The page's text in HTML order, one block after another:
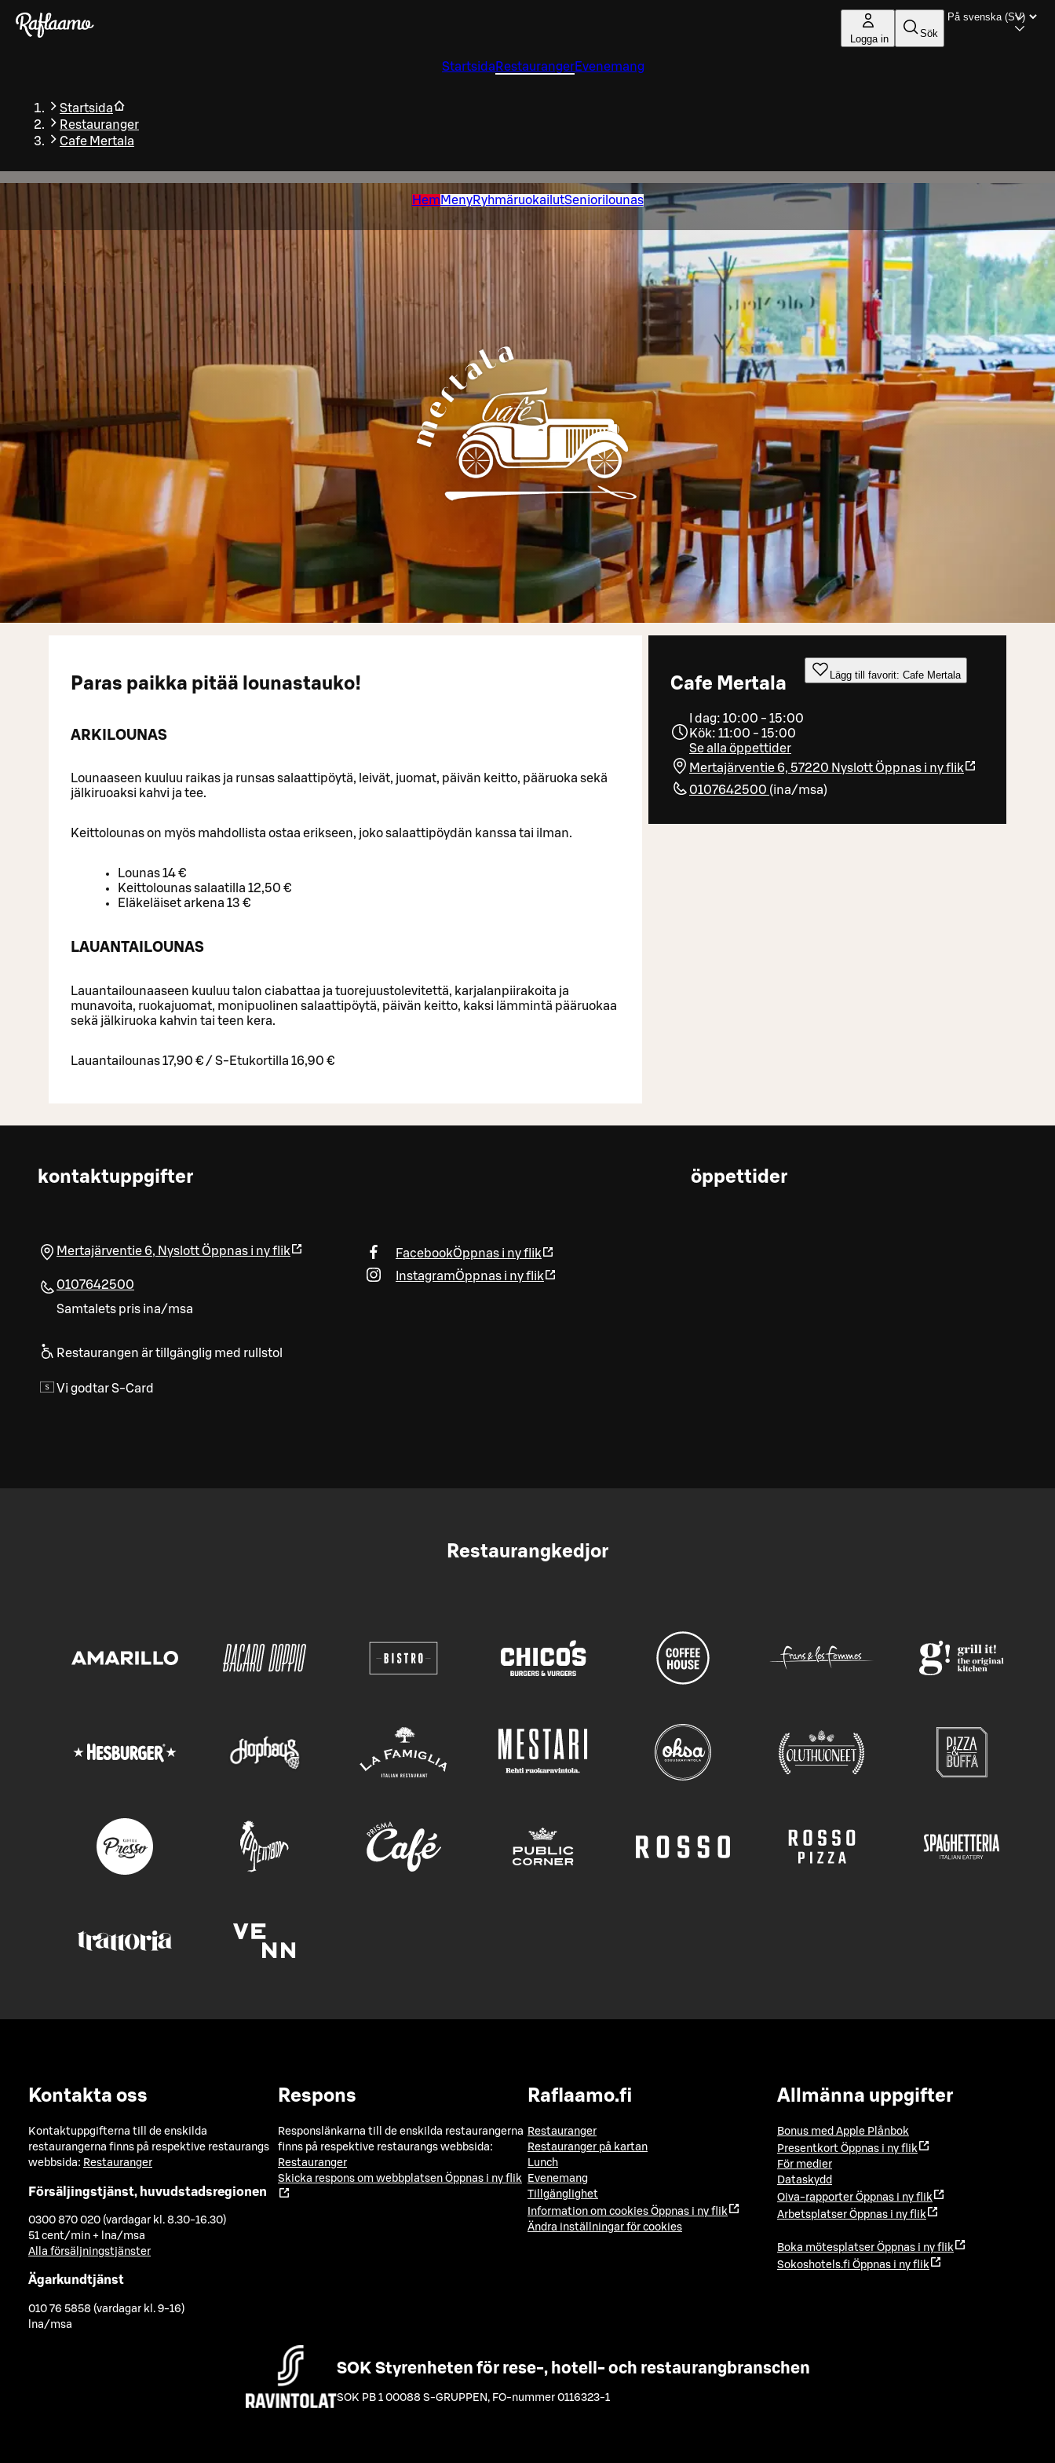
Gå till huvudinnehållet
Logga in Sök
Startsida RestaurangerEvenemang
Startsida
Restauranger
Cafe Mertala
Hem MenyRyhmäruokailutSeniorilounas
Cafe Mertala Lägg till favorit: Cafe Mertala
I dag: 10:00 - 15:00
Kök: 11:00 - 15:00
Se alla öppettider
Mertajärventie 6, 57220 NyslottÖppnas i ny flik
0107642500 (ina/msa)
Paras paikka pitää lounastauko!
ARKILOUNAS
Lounaaseen kuuluu raikas ja runsas salaattipöytä, leivät, juomat, päivän keitto, pääruoka sekä
jälkiruoaksi kahvi ja tee.
Keittolounas on myös mahdollista ostaa erikseen, joko salaattipöydän kanssa tai ilman.
Lounas 14 €
Keittolounas salaatilla 12,50 €
Eläkeläiset arkena 13 €
LAUANTAILOUNAS
Lauantailounaaseen kuuluu talon ciabattaa ja tuorejuustolevitettä, karjalanpiirakoita ja
munavoita, ruokajuomat, monipuolinen salaattipöytä, päivän keitto, kaksi lämmintä pääruokaa
sekä jälkiruoka kahvin tai teen kera.
Lauantailounas 17,90 € / S-Etukortilla 16,90 €
kontaktuppgifter
Mertajärventie 6, NyslottÖppnas i ny flik
0107642500
Samtalets pris ina/msa
Restaurangen är tillgänglig med rullstol
Vi godtar S-Card
FacebookÖppnas i ny flik
InstagramÖppnas i ny flik
öppettider
Restaurangkedjor
Kontakta oss
Kontaktuppgifterna till de enskilda
restaurangerna finns på respektive restaurangs
webbsida: Restauranger
Försäljingstjänst, huvudstadsregionen
0300 870 020 (vardagar kl. 8.30-16.30)
51 cent/min + lna/msa
Alla försäljningstjänster
Ägarkundtjänst
010 76 5858 (vardagar kl. 9-16)
lna/msa
Respons
Responslänkarna till de enskilda restaurangerna
finns på respektive restaurangs webbsida:
Restauranger
Skicka respons om webbplatsen Öppnas i ny flik
Raflaamo.fi
Restauranger
Restauranger på kartan
Lunch
Evenemang
Tillgänglighet
Information om cookies Öppnas i ny flik
Ändra inställningar för cookies
Allmänna uppgifter
Bonus med Apple Plånbok
Presentkort Öppnas i ny flik
För medier
Dataskydd
Oiva-rapporter Öppnas i ny flik
Arbetsplatser Öppnas i ny flik
Boka mötesplatser Öppnas i ny flik
Sokoshotels.fi Öppnas i ny flik
SOK Styrenheten för rese-, hotell- och restaurangbranschen
SOK PB 1 00088 S-GRUPPEN , FO-nummer 0116323-1